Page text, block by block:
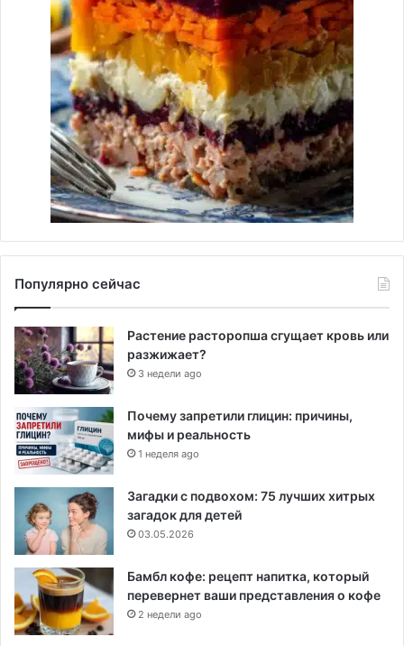
Популярно сейчас
Растение расторопша сгущает кровь или
разжижает?
3 недели ago
Почему запретили глицин: причины,
мифы и реальность
1 неделя ago
Загадки с подвохом: 75 лучших хитрых
загадок для детей
03.05.2026
Бамбл кофе: рецепт напитка, который
перевернет ваши представления о кофе
2 недели ago